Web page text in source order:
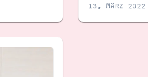
13. MÄRZ 2022